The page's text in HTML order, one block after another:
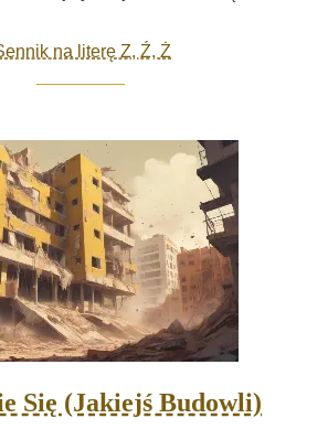
na literę Z, Ź, Ż
Się (Jakiejś Budowli)